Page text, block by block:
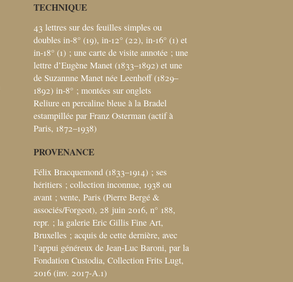
TECHNIQUE
43 lettres sur des feuilles simples ou
doubles in-8° (19), in-12° (22), in-16° (1) et
in-18° (1) ; une carte de visite annotée ; une
lettre d’Eugène Manet (1833–1892) et une
de Suzannne Manet née Leenhoff (1829–
1892) in-8° ; montées sur onglets
Reliure en percaline bleue à la Bradel
estampillée par Franz Osterman (actif à
Paris, 1872–1938)
PROVENANCE
Félix Bracquemond (1833–1914) ; ses
héritiers ; collection inconnue, 1938 ou
avant ; vente, Paris (Pierre Bergé &
associés/Forgeot), 28 juin 2016, n° 188,
repr. ; la galerie Eric Gillis Fine Art,
Bruxelles ; acquis de cette dernière, avec
l’appui généreux de Jean-Luc Baroni, par la
Fondation Custodia, Collection Frits Lugt,
2016 (inv. 2017-A.1)